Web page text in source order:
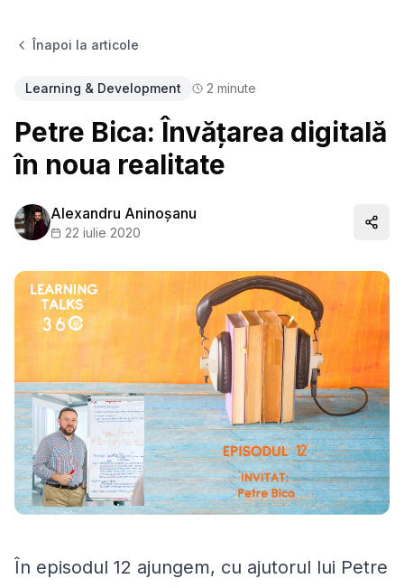
Înapoi la articole
Learning & Development 2 minute
Petre Bica: Învăţarea digitală
în noua realitate
Alexandru Aninoșanu
22 iulie 2020
În episodul 12 ajungem, cu ajutorul lui Petre